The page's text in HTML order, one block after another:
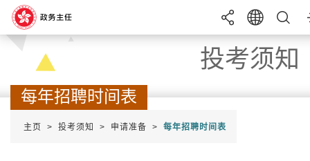
成为政务主任
搜寻 投考须知
每年招聘时间表
主页 投考须知 申请准备 每年招聘时间表